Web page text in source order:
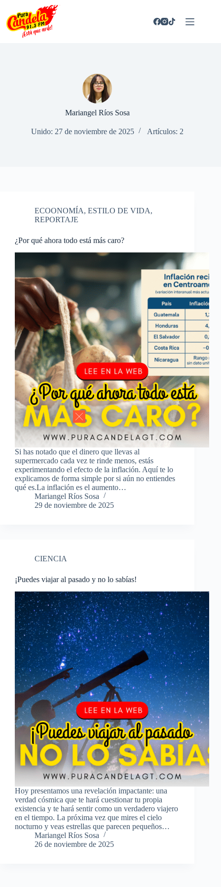
contenido
Mariangel Ríos Sosa
Unido: 27 de noviembre de 2025 Artículos: 2
ECOONOMÍA, ESTILO DE VIDA,
REPORTAJE
¿Por qué ahora todo está más caro?
Si has notado que el dinero que llevas al
supermercado cada vez te rinde menos, estás
experimentando el efecto de la inflación. Aquí te lo
explicamos de forma simple por si aún no entiendes
qué es.La inflación es el aumento…
Mariangel Ríos Sosa
29 de noviembre de 2025
CIENCIA
¡Puedes viajar al pasado y no lo sabías!
Hoy presentamos una revelación impactante: una
verdad cósmica que te hará cuestionar tu propia
existencia y te hará sentir como un verdadero viajero
en el tiempo. La próxima vez que mires el cielo
nocturno y veas estrellas que parecen pequeños…
Mariangel Ríos Sosa
26 de noviembre de 2025